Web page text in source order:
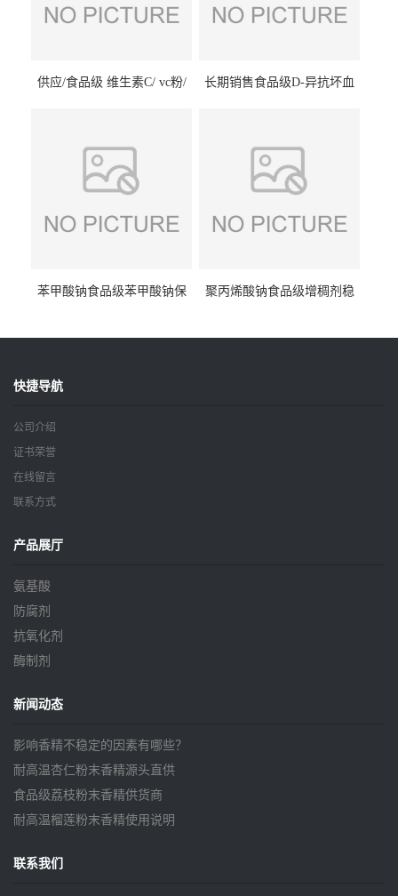
供应/食品级 维生素C/ vc粉/
长期销售食品级D-异抗坏血
苯甲酸钠食品级苯甲酸钠保
聚丙烯酸钠食品级增稠剂稳
快捷导航
公司介绍
证书荣誉
在线留言
联系方式
产品展厅
氨基酸
防腐剂
抗氧化剂
酶制剂
新闻动态
影响香精不稳定的因素有哪些？
耐高温杏仁粉末香精源头直供
食品级荔枝粉末香精供货商
耐高温榴莲粉末香精使用说明
联系我们